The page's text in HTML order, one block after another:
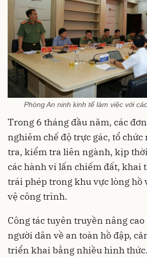
Phòng An ninh kinh tế làm việc với
Trong 6 tháng đầu năm, các
nghiêm chế độ trực gác, tổ
tra, kiểm tra liên ngành, kịp
các hành vi lấn chiếm đất, khai
trái phép trong khu vực lòng hồ
vệ công trình.
Công tác tuyên truyền nâng
người dân về an toàn hồ đập,
triển khai bằng nhiều hình